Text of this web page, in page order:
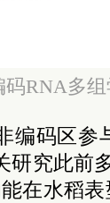
码RNA多
编码区参
研究此前
在水稻